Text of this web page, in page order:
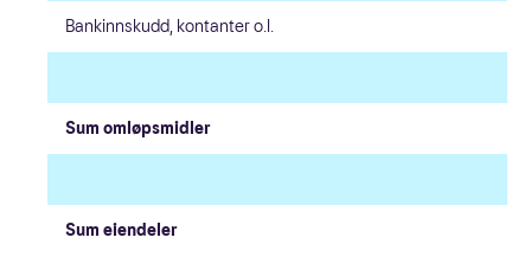
Bankinnskudd, kontanter o.l.
Sum omløpsmidler
Sum eiendeler